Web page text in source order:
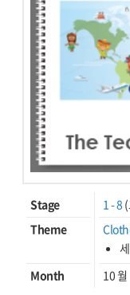
Stage 1 - 8
Theme
Month
10 월